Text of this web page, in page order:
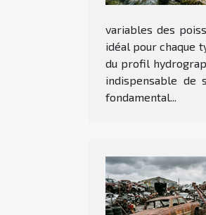
variables des
idéal pour chaque
du profil
indispensable de
fondamental...